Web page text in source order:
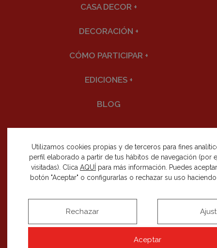
Utilizamos cookies propias y de terceros para fines
perfil elaborado a partir de tus hábitos de navegación (por
visitadas). Clica AQUÍ para más información. Puedes
botón "Aceptar" o configurarlas o rechazar su uso
Aceptar
Rechazar
CASA DECOR +
DECORACIÓN +
CÓMO PARTICIPAR +
EDICIONES +
BLOG
SÍGUENOS EN REDES SOCIALES
RECIBE NUESTRAS NOVEDADES
SUSCRIBIRME